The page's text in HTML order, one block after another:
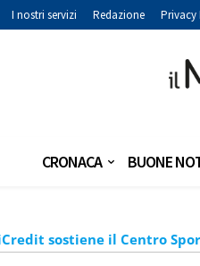
I nostri servizi Redazione Privacy
CRONACA BUONE
sostiene il Centro